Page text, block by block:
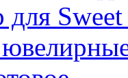
для